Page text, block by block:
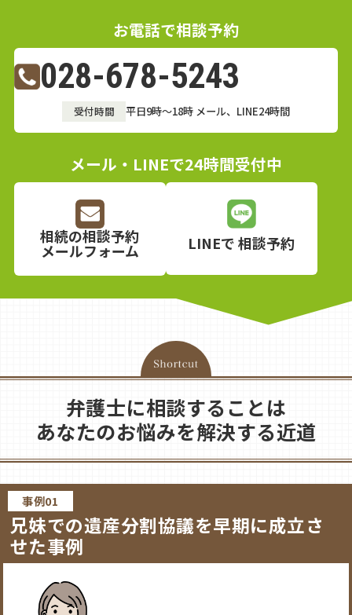
お電話で相談予約
028-678-5243
受付時間 平日9時～18時 メール、LINE24時間
メール・LINEで24時間受付中
相続の相談予約
メールフォーム LINEで相談予約
弁護士に相談することは
あなたのお悩みを解決する近道
事例01
兄妹での遺産分割協議を早期に成立さ
せた事例